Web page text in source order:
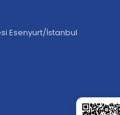
Esenyurt/İstanbul